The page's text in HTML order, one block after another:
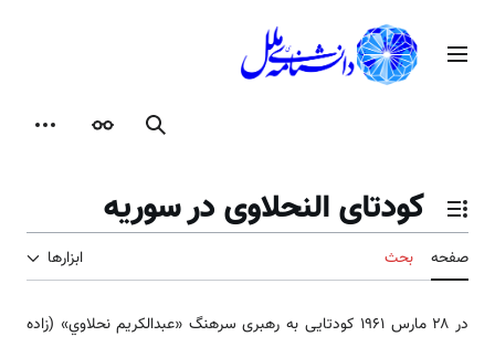
محتوامنوی اصلی
جستجوظاهر
تغییر وضعیت فهرست محتویات
کودتای النحلاوی در سوریه
صفحه بحث ابزارها
در ۲۸ مارس 1961 کودتایی به رهبری سرهنگ «عبدالكريم نحلاوي» (زاده